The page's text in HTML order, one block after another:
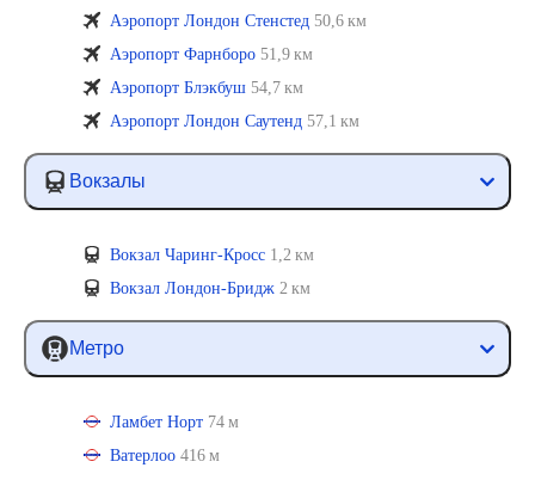
Аэропорт Лондон Стенстед 50,6 км
Аэропорт Фарнборо 51,9 км
Аэропорт Блэкбуш 54,7 км
Аэропорт Лондон Саутенд 57,1 км
Вокзалы
Вокзал Чаринг-Кросс 1,2 км
Вокзал Лондон-Бридж 2 км
Метро
Ламбет Норт 74 м
Ватерлоо 416 м